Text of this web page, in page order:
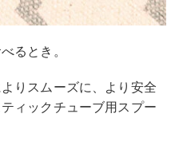
るとき。
りスムーズに、より安全
ィックチューブ用スプー